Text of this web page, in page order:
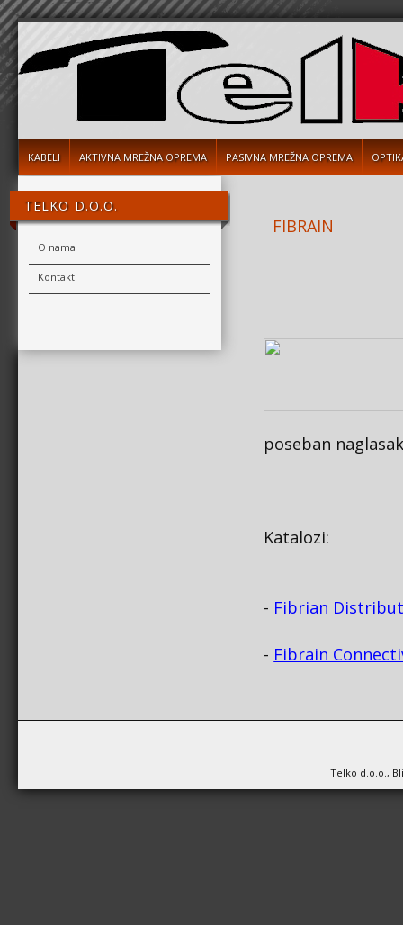
KABELI AKTIVNA MREŽNA OPREMA PASIVNA MREŽNA OPREMA
TELKO D.O.O.
O nama
Kontakt
FIBRAIN
poseban
Katalozi:
- Fibrian
- Fibrain
Telko d.o.o.,